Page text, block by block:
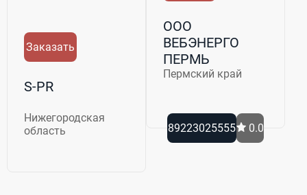
Заказать
S-PR
Нижегородская
область
ООО
ВЕБЭНЕРГО
ПЕРМЬ
Пермский край
89223025555 0.0